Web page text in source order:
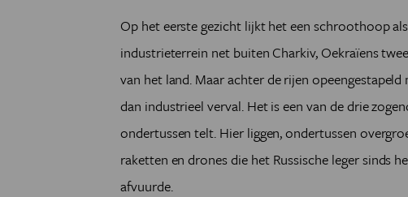
Op het eerste gezicht lijkt het een schroothoop
industrieterrein net buiten Charkiv, Oekraïens
van het land. Maar achter de rijen
dan industrieel verval. Het is een van de drie
ondertussen telt. Hier liggen, ondertussen
raketten en drones die het Russische leger sinds
afvuurde.